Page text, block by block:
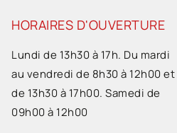
HORAIRES D'OUVERTURE
Lundi de 13h30 à 17h. Du mardi
au vendredi de 8h30 à 12h00 et
de 13h30 à 17h00. Samedi de
09h00 à 12h00